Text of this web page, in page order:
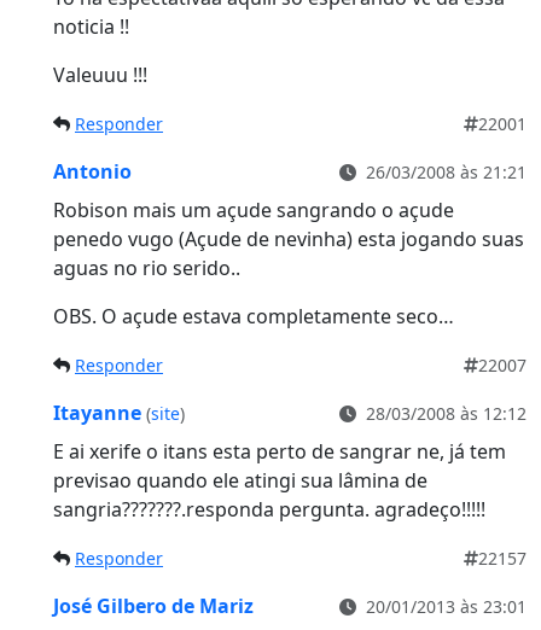
noticia !!
Valeuuu !!!
Responder 22001
Antonio 26/03/2008 às 21:21
Robison mais um açude sangrando o açude
penedo vugo (Açude de nevinha) esta jogando suas
aguas no rio serido..
OBS. O açude estava completamente seco…
Responder 22007
Itayanne (site) 28/03/2008 às 12:12
E ai xerife o itans esta perto de sangrar ne, já tem
previsao quando ele atingi sua lâmina de
sangria???????.responda pergunta. agradeço!!!!!
Responder 22157
José Gilbero de Mariz 20/01/2013 às 23:01